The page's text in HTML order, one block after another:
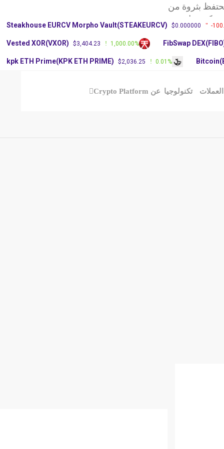
بثروة من
ريبل تحديث
الأغلبية في
تكنولوجيا عن Crypto Platform
Steakhouse EURCV Morpho Vault(STEAKEURCV) $0.000000 -
Vested XOR(VXOR) $3,404.23 1,000.00% FibSwap
kpk ETH Prime(KPK ETH PRIME) $2,036.25 0.01%